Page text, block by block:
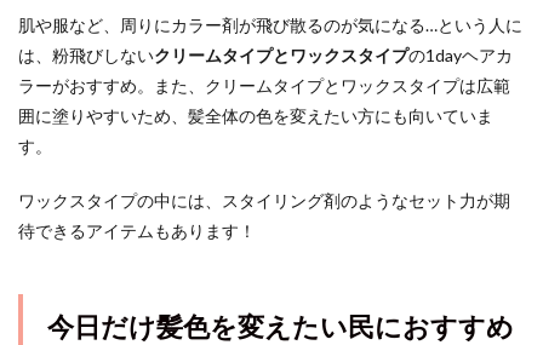
肌や服など、周りにカラー剤が飛び散るのが気になる…という人に
は、粉飛びしないクリームタイプとワックスタイプの1dayヘアカ
ラーがおすすめ。また、クリームタイプとワックスタイプは広範
囲に塗りやすいため、髪全体の色を変えたい方にも向いていま
す。
ワックスタイプの中には、スタイリング剤のようなセット力が期
待できるアイテムもあります！
今日だけ髪色を変えたい民におすすめ